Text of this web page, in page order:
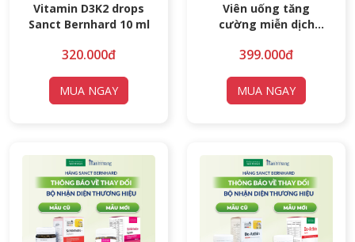
Vitamin D3K2 drops
Sanct Bernhard 10 ml
320.000đ
MUA NGAY
Viên uống tăng
cường miễn dịch
399.000đ
MUA NGAY